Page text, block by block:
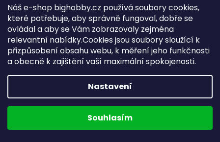
Náš e-shop bighobby.cz používá soubory cookies,
které potřebuje, aby správně fungoval, dobře se
ovládal a aby se Vám zobrazovaly zejména
relevantní nabídky.Cookies jsou soubory sloužící k
přizpůsobení obsahu webu, k měření jeho funkčnosti
a obecně k zajištění vaší maximální spokojenosti.
Nastavení
Souhlasím
Jak vybrat správné servo?
Najít správné servo
Na UX & Web Design je tuLukáš Dubina
Shoptet
Copyright (c) 2016 -2026 Big hobby.cz - všechna práva